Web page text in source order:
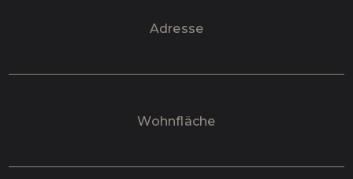
Adresse
Wohnfläche